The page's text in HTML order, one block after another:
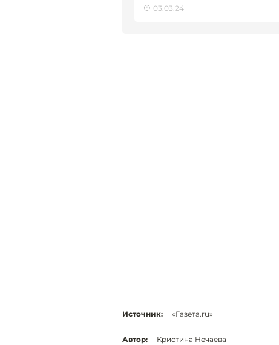
03.03.24
Источник: «Газета.ru»
Автор: Кристина Нечаева